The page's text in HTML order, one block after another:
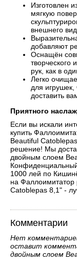
Изготовлен
мягкую
внешнего
добавляют
Оснащён
творческого
рук, как в
Легко
для
доставить
Приятного
Если вы искали
купить
Beautiful
решение! Мы
двойным слоем
1000 лей по
на
Catoblepas 8,1" -
Комментарии
Нет
оставит
двойным слоем